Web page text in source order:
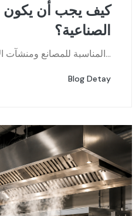
كيف يجب أن يكون
الصناعية؟
حلول HVAC المناسبة للمصانع ومنشآت الإنتاج...
Blog Detay